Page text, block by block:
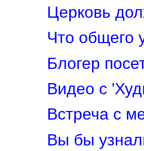
Церковь
Что общего
Блогер
Видео с
Встреча с
Вы бы